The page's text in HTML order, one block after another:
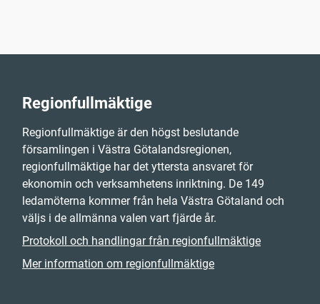
Regionfullmäktige
Regionfullmäktige är den högst beslutande
församlingen i Västra Götalandsregionen,
regionfullmäktige har det yttersta ansvaret för
ekonomin och verksamhetens inriktning. De 149
ledamöterna kommer från hela Västra Götaland och
väljs i de allmänna valen vart fjärde år.
Protokoll och handlingar från regionfullmäktige
Mer information om regionfullmäktige